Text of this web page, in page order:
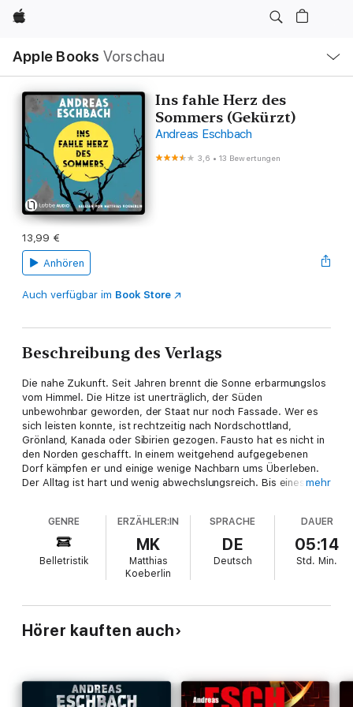
Apple
Apple Books Vorschau
Navigation
Menü
öffnen
Ins fahle Herz des
Sommers (Gekürzt)
Andreas Eschbach
3,6 •13 Bewertungen
13,99 €
Anhören
Auch verfügbar im Book Store
Beschreibung des Verlags
Die nahe Zukunft. Seit Jahren brennt die Sonne erbarmungslos
vom Himmel. Die Hitze ist unerträglich, der Süden
unbewohnbar geworden, der Staat nur noch Fassade. Wer es
sich leisten konnte, ist rechtzeitig nach Nordschottland,
Grönland, Kanada oder Sibirien gezogen. Fausto hat es nicht in
den Norden geschafft. In einem weitgehend aufgegebenen
Dorf kämpfen er und einige wenige Nachbarn ums Überleben.
Der Alltag ist hart und wenig abwechslungsreich. Bis eines
verliebt sich in sie - nichts ahnend von dem unerhörten
Geheimnis, das mit ihr verbunden ist ...
mehr
GENRE
Belletristik
ERZÄHLER:IN
MK
Matthias
Koeberlin
SPRACHE
DE
Deutsch
DAUER
05:14
Std. Min.
Hörer kauften auch